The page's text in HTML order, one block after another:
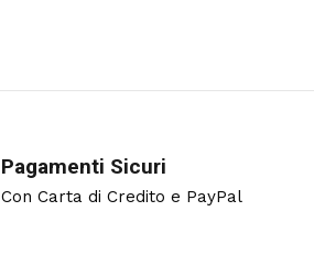
Pagamenti Sicuri
Con Carta di Credito e PayPal